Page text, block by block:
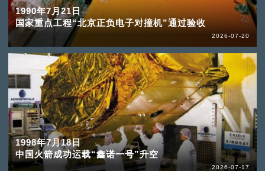
1990年7月21日
国家重点工程“北京正负电子对撞机”通过验收
2026-07-20
1998年7月18日
中国火箭成功运载“鑫诺一号”升空
2026-07-17